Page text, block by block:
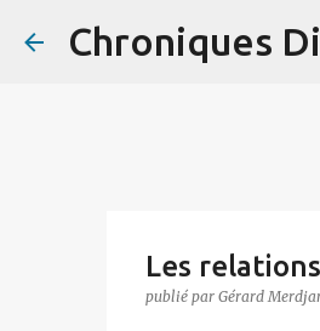
Chroniques
Les
publié par Gérard